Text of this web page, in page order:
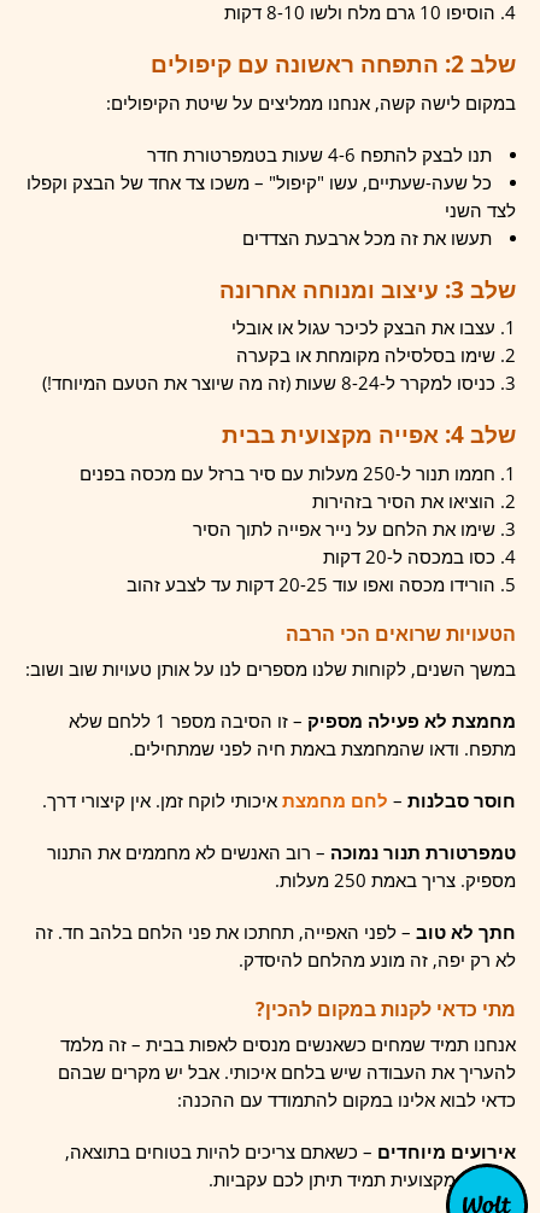
הוסיפו 10 גרם מלח ולשו 8-10 דקות
שלב 2: התפחה ראשונה עם קיפולים
במקום לישה קשה, אנחנו ממליצים על שיטת הקיפולים:
תנו לבצק להתפח 4-6 שעות בטמפרטורת חדר
כל שעה-שעתיים, עשו "קיפול" – משכו צד אחד של הבצק וקפלו
לצד השני
תעשו את זה מכל ארבעת הצדדים
שלב 3: עיצוב ומנוחה אחרונה
עצבו את הבצק לכיכר עגול או אובלי
שימו בסלסילה מקומחת או בקערה
כניסו למקרר ל-8-24 שעות (זה מה שיוצר את הטעם המיוחד!)
שלב 4: אפייה מקצועית בבית
חממו תנור ל-250 מעלות עם סיר ברזל עם מכסה בפנים
הוציאו את הסיר בזהירות
שימו את הלחם על נייר אפייה לתוך הסיר
כסו במכסה ל-20 דקות
הורידו מכסה ואפו עוד 20-25 דקות עד לצבע זהוב
הטעויות שרואים הכי הרבה
במשך השנים, לקוחות שלנו מספרים לנו על אותן טעויות שוב ושוב:
מחמצת לא פעילה מספיק
– זו הסיבה מספר 1 ללחם שלא
מתפח. ודאו שהמחמצת באמת חיה לפני שמתחילים.
חוסר סבלנות – לחם מחמצת איכותי לוקח זמן. אין קיצורי דרך.
טמפרטורת תנור נמוכה – רוב האנשים לא מחממים את התנור
מספיק. צריך באמת 250 מעלות.
חתך לא טוב – לפני האפייה, תחתכו את פני הלחם בלהב חד. זה
לא רק יפה, זה מונע מהלחם להיסדק.
מתי כדאי לקנות במקום להכין?
אנחנו תמיד שמחים כשאנשים מנסים לאפות בבית – זה מלמד
להעריך את העבודה שיש בלחם איכותי. אבל יש מקרים שבהם
כדאי לבוא אלינו במקום להתמודד עם ההכנה:
אירועים מיוחדים – כשאתם צריכים להיות בטוחים בתוצאה,
מאפייה מקצועית תמיד תיתן לכם עקביות.